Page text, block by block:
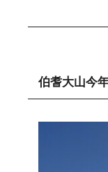
伯耆大山今